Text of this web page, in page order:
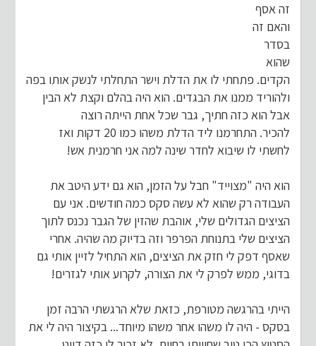
זה אסף
והאם זה
בסדר
שהוא
הקדים. פתחתי לו את הדלת וישר התחלתי לנשק אותו בפה
ולהוריד ממנו את הבגדים. הוא היה בהלם וקצת לא הבין
אבל הוא כזה חתיך, גבר שכל אחת הייתה רוצה
להכיר. התחרמנו ליד הדלת משהו כמו 20 דקות ואז
לחשתי לו שיבוא לחדר שינה למה אני חרמנית אש!
הוא היה "מצוייד" חבל על הזמן, הוא גם ידע היטב את
העבודה רק שהוא לא עשה סקס כמה חודשים. אני עם
הציצים הגדולים שלי, אוהבת שהזין של הגבר נכנס לתוך
הציצים שלי בתנוחת הפרפר וזה בדיוק מה שהיה. אחרי
שאסף דפק לי חזק את הציצים, הוא התחיל לזיין אותי גם
בדוגי, ממש לפרק לי את הצורה, לקרוע אותי לגזרים!
הייתי בהרגשה מטורפת, כזאת שלא הרגשתי הרבה זמן
בסקס - היה לו משהו אחר משהו מיוחד... בקיצור היה לי את